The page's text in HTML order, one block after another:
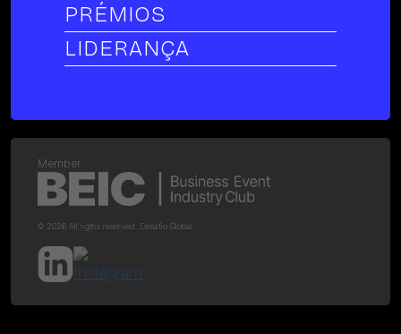
PRÉMIOS
LIDERANÇA
Member
© 2026 All rigths reserved. Desafio Global